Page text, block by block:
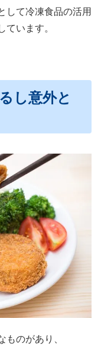
して冷凍食品の活用
ています。
し意外と
のがあり、